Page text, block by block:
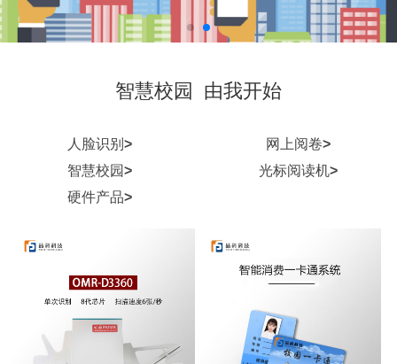
智慧校园 由我开始
人脸识别 > 网上阅卷>
智慧校园> 光标阅读机>
硬件产品>